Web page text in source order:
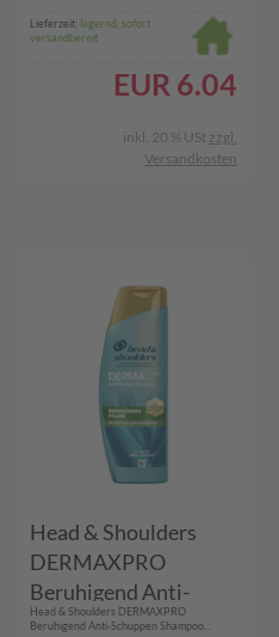
Lieferzeit: lagernd, sofort
versandbereit
EUR 6.04
inkl. 20 % USt zzgl.
Versandkosten
Head & Shoulders
DERMAXPRO
Beruhigend Anti-
Schuppen Shampoo &
​Head & Shoulders DERMAXPRO
Beruhigend Anti-Schuppen Shampoo...